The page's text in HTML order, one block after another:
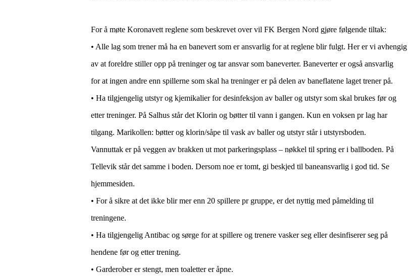
For å møte Koronavett reglene som beskrevet over vil FK Bergen Nord gjøre følgende tiltak:
• Alle lag som trener må ha en banevert som er ansvarlig for at reglene blir fulgt. Her er vi avhengig
av at foreldre stiller opp på treninger og tar ansvar som baneverter. Baneverter er også ansvarlig
for at ingen andre enn spillerne som skal ha treninger er på delen av baneflatene laget trener på.
• Ha tilgjengelig utstyr og kjemikalier for desinfeksjon av baller og utstyr som skal brukes før og
etter treninger. På Salhus står det Klorin og bøtter til vann i gangen. Kun en voksen pr lag har
tilgang. Marikollen: bøtter og klorin/såpe til vask av baller og utstyr står i utstyrsboden.
Vannuttak er på veggen av brakken ut mot parkeringsplass – nøkkel til spring er i ballboden. På
Tellevik står det samme i boden. Dersom noe er tomt, gi beskjed til baneansvarlig i god tid. Se
hjemmesiden.
• For å sikre at det ikke blir mer enn 20 spillere pr gruppe, er det nyttig med påmelding til
treningene.
• Ha tilgjengelig Antibac og sørge for at spillere og trenere vasker seg eller desinfiserer seg på
hendene før og etter trening.
• Garderober er stengt, men toaletter er åpne.